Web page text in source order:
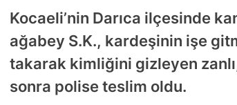
Kocaeli’nin Darıca ilçesinde
ağabey S.K., kardeşinin işe
takarak kimliğini gizleyen
sonra polise teslim oldu.